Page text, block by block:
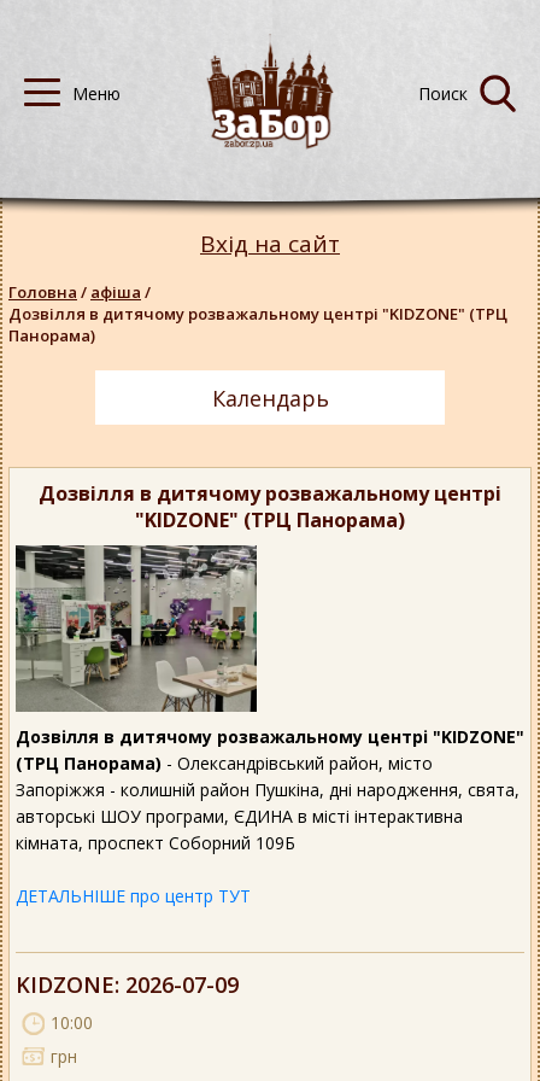
Дозвілля в дитячому розважальному центрі
"KIDZONE" (ТРЦ Панорама)
Дозвілля в дитячому розважальному центрі "KIDZONE"
(ТРЦ Панорама) - Олександрівський район, місто
Запоріжжя - колишній район Пушкіна, дні народження, свята,
авторські ШОУ програми, ЄДИНА в місті інтерактивна
кімната, проспект Соборний 109Б
ДЕТАЛЬНІШЕ про центр ТУТ
KIDZONE: 2026-07-09
10:00
грн
Вхід на сайт
Головна / афіша /
Дозвілля в дитячому розважальному центрі "KIDZONE" (ТРЦ
Панорама)
Календарь